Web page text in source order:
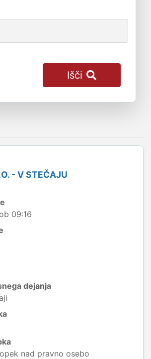
Išči
- V STEČAJU
09:16
dejanja
nad pravno osebo